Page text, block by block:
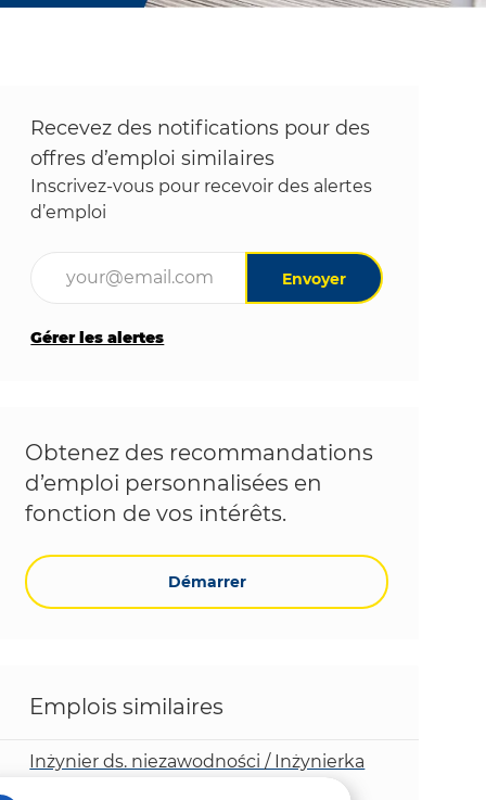
Recevez des notifications pour des
offres d’emploi similaires
Inscrivez-vous pour recevoir des alertes
d’emploi
Envoyer
Gérer les alertes
Obtenez des recommandations
d’emploi personnalisées en
fonction de vos intérêts.
Démarrer
Emplois similaires
Inżynier ds. niezawodności / Inżynierka